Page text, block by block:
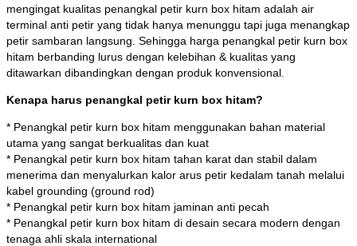
mengingat kualitas penangkal petir kurn box hitam adalah air
terminal anti petir yang tidak hanya menunggu tapi juga menangkap
petir sambaran langsung. Sehingga harga penangkal petir kurn box
hitam berbanding lurus dengan kelebihan & kualitas yang
ditawarkan dibandingkan dengan produk konvensional.
Kenapa harus penangkal petir kurn box hitam?
* Penangkal petir kurn box hitam menggunakan bahan material
utama yang sangat berkualitas dan kuat
* Penangkal petir kurn box hitam tahan karat dan stabil dalam
menerima dan menyalurkan kalor arus petir kedalam tanah melalui
kabel grounding (ground rod)
* Penangkal petir kurn box hitam jaminan anti pecah
* Penangkal petir kurn box hitam di desain secara modern dengan
tenaga ahli skala international